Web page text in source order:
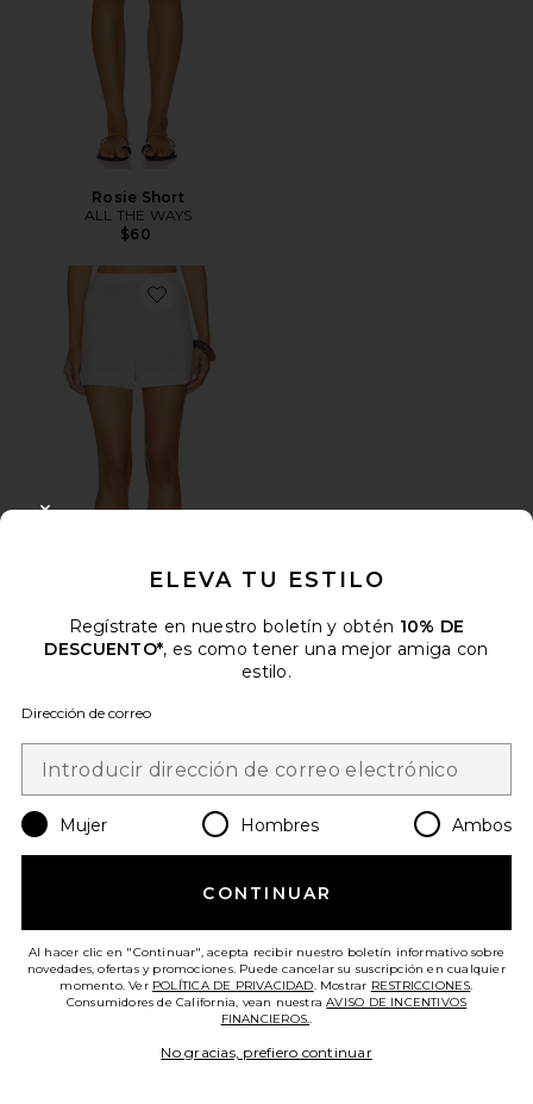
Rosie Short
ALL THE WAYS
$60
Favorite The Off Duty Shorts
$128
Favorite Sutton Mini Shorts
ELEVA TU ESTILO
Regístrate en nuestro boletín y obtén 10% DE
DESCUENTO*, es como tener una mejor amiga con
estilo.
Dirección de correo
Mujer Hombres Ambos
CONTINUAR
Al hacer clic en "Continuar", acepta recibir nuestro boletín informativo sobre
novedades, ofertas y promociones. Puede cancelar su suscripción en cualquier
momento. Ver POLÍTICA DE PRIVACIDAD. Mostrar RESTRICCIONES.
Consumidores de California, vean nuestraAVISO DE INCENTIVOS
FINANCIEROS..
No gracias, prefiero continuar